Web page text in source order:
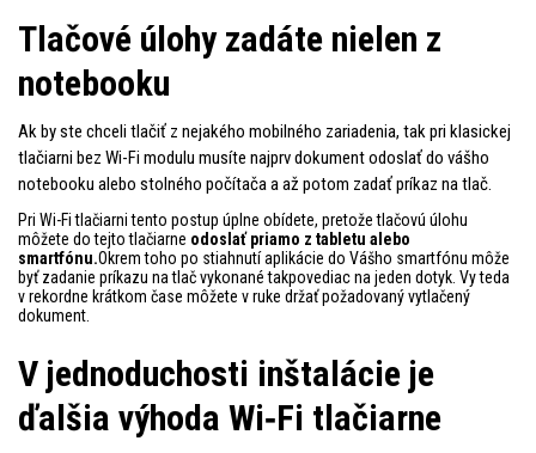
Tlačové úlohy zadáte nielen z
notebooku
Ak by ste chceli tlačiť z nejakého mobilného zariadenia, tak pri klasickej
tlačiarni bez Wi-Fi modulu musíte najprv dokument odoslať do vášho
notebooku alebo stolného počítača a až potom zadať príkaz na tlač.
Pri Wi-Fi tlačiarni tento postup úplne obídete, pretože tlačovú úlohu
môžete do tejto tlačiarne odoslať priamo z tabletu alebo
smartfónu.Okrem toho po stiahnutí aplikácie do Vášho smartfónu môže
byť zadanie príkazu na tlač vykonané takpovediac na jeden dotyk. Vy teda
v rekordne krátkom čase môžete v ruke držať požadovaný vytlačený
dokument.
V jednoduchosti inštalácie je
ďalšia výhoda Wi‑Fi tlačiarne